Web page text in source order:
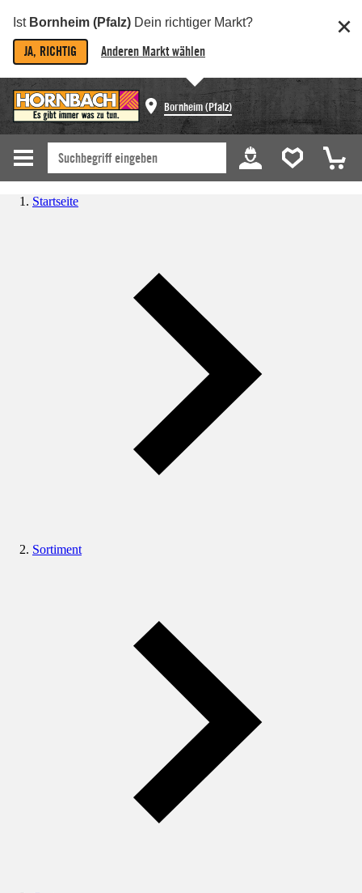
Ist Bornheim (Pfalz) Dein richtiger Markt?
JA, RICHTIG Anderen Markt wählen
Bornheim (Pfalz)
Startseite
Sortiment